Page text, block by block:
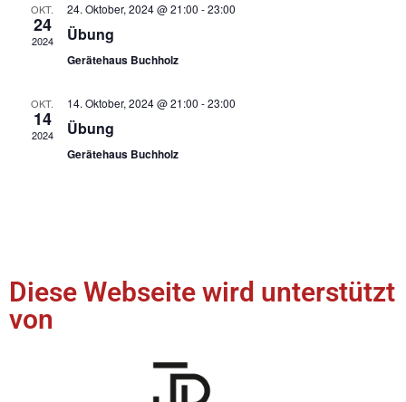
OKT.
24
2024
24. Oktober, 2024 @ 21:00 -23:00
Übung
Gerätehaus Buchholz
OKT.
14
2024
14. Oktober, 2024 @ 21:00 -23:00
Übung
Gerätehaus Buchholz
Diese Webseite wird unterstützt
von